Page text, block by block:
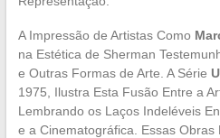
A Impressão de Artistas Como
na Estética de Sherman
e Outras Formas de Arte. A Série
1975, Ilustra Esta Fusão Entre a
Lembrando os Laços Indeléveis
e a Cinematográfica. Essas